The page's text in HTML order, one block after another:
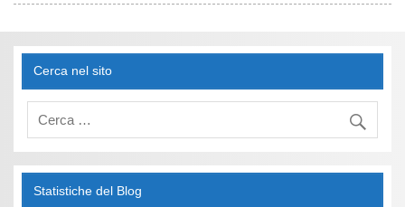
Cerca nel sito
Statistiche del Blog